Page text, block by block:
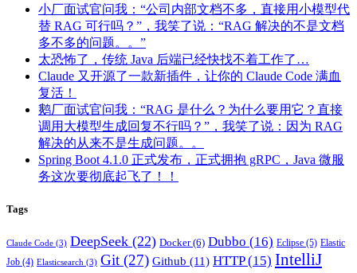
小厂面试官问我：“公司内部文档不多，直接用小模型代
替 RAG 可行吗？”，我笑了说：“RAG 解决的不是文档
多不多的问题。。”
太恐怖了，传统 Java 后端已经快找不着工作了…
Claude 又开源了一款新插件，让你的 Claude Code 满血
复活！
鹅厂面试官问我：“RAG 是什么？为什么要用它？直接
调用大模型生成回复不行吗？”，我笑了说：因为 RAG
解决的从来不是生成问题。。
Spring Boot 4.1.0 正式发布，正式拥抱 gRPC，Java 微服
务这次要彻底起飞了！！
Tags
Claude Code (3) DeepSeek (22) Docker(6) Dubbo (16) Eclipse (5) Elastic
Job (4) Elasticsearch (3) Git (27) Github (11) HTTP(15) IntelliJ